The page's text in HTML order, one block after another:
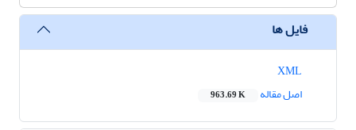
فایل ها
اصل مقاله
963.69 K